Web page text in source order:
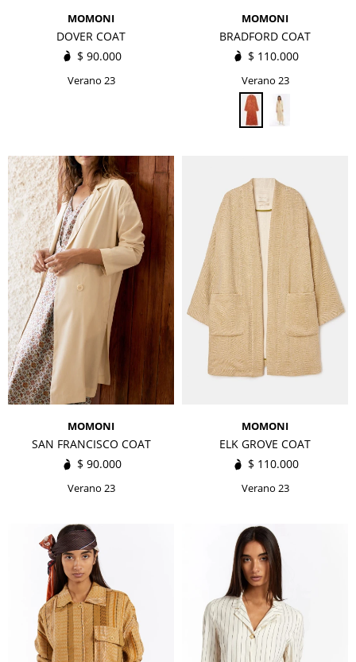
MOMONI
DOVER COAT
$ 90.000
Verano 23
MOMONI
BRADFORD COAT
$ 110.000
Verano 23
MOMONI
SAN FRANCISCO COAT
$ 90.000
Verano 23
MOMONI
ELK GROVE COAT
$ 110.000
Verano 23